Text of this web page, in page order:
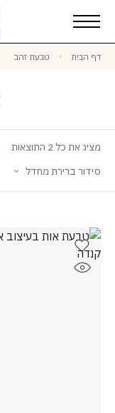
דף הבית טבעת זהב
מציג את כל 2 התוצאות
סידור ברירת מחדל